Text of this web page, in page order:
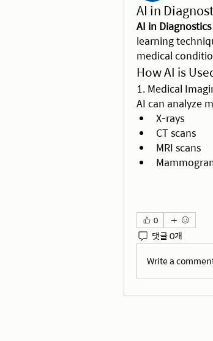
AI in
AI in Diagnostics
learning
medical
How AI is
1. Medical
AI can analyze
X-rays
CT scans
MRI scans
0
댓글 0개
Write a